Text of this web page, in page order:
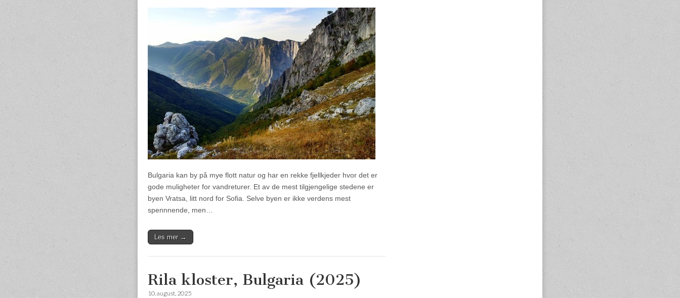
Bulgaria kan by på mye flott natur og har en rekke fjellkjeder hvor det er
gode muligheter for vandreturer. Et av de mest tilgjengelige stedene er
byen Vratsa, litt nord for Sofia. Selve byen er ikke verdens mest
spennnende, men…
Les mer →
Rila kloster, Bulgaria (2025)
10. august, 2025